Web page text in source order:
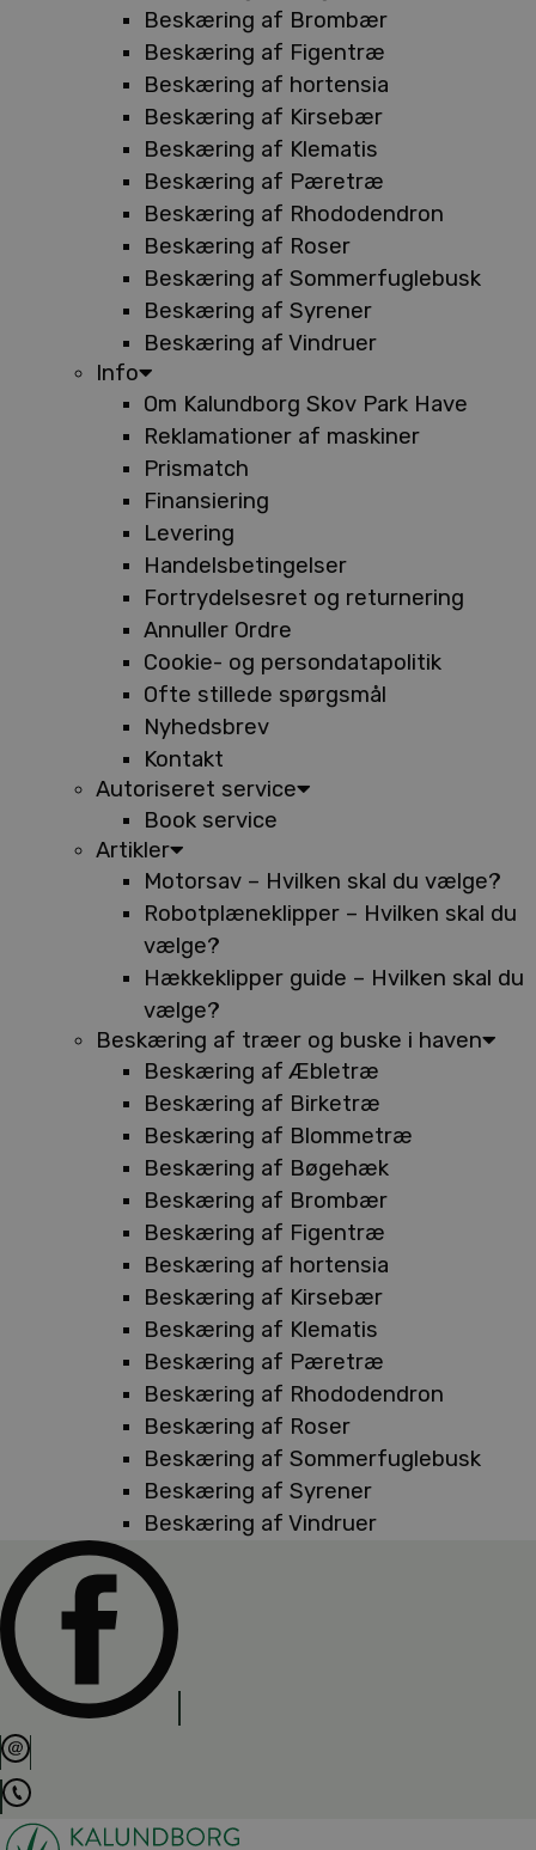
Beskæring af Brombær
Beskæring af Figentræ
Beskæring af hortensia
Beskæring af Kirsebær
Beskæring af Klematis
Beskæring af Pæretræ
Beskæring af Rhododendron
Beskæring af Roser
Beskæring af Sommerfuglebusk
Beskæring af Syrener
Beskæring af Vindruer
Info
Om Kalundborg Skov Park Have
Reklamationer af maskiner
Prismatch
Finansiering
Levering
Handelsbetingelser
Fortrydelsesret og returnering
Annuller Ordre
Cookie- og persondatapolitik
Ofte stillede spørgsmål
Nyhedsbrev
Kontakt
Autoriseret service
Book service
Artikler
Motorsav – Hvilken skal du vælge?
Robotplæneklipper – Hvilken skal du
vælge?
Hækkeklipper guide – Hvilken skal du
vælge?
Beskæring af træer og buske i haven
Beskæring af Æbletræ
Beskæring af Birketræ
Beskæring af Blommetræ
Beskæring af Bøgehæk
Beskæring af Brombær
Beskæring af Figentræ
Beskæring af hortensia
Beskæring af Kirsebær
Beskæring af Klematis
Beskæring af Pæretræ
Beskæring af Rhododendron
Beskæring af Roser
Beskæring af Sommerfuglebusk
Beskæring af Syrener
Beskæring af Vindruer